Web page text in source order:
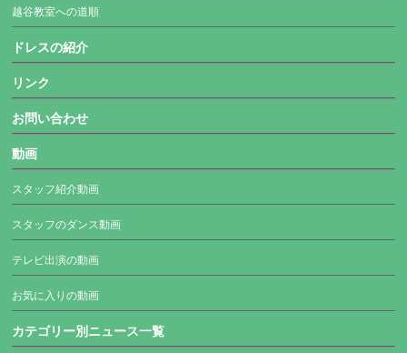
越谷教室への道順
ドレスの紹介
リンク
お問い合わせ
動画
スタッフ紹介動画
スタッフのダンス動画
テレビ出演の動画
お気に入りの動画
カテゴリー別ニュース一覧